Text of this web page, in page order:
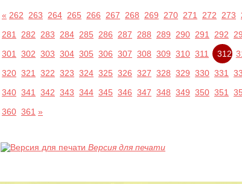
« 262 263 264 265 266 267 268 269 270 271 272 273
281
282 283 284 285 286 287 288 289 290 291 292
301
302 303 304 305 306 307 308 309 310 311 312
320 321 322 323 324 325 326 327 328 329 330 331
340 341 342 343 344 345 346 347 348 349 350 351
360 361 »
Версия для печати